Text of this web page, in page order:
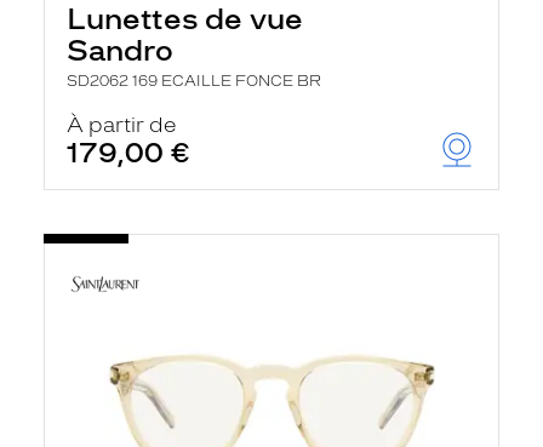
Lunettes de vue
Sandro
SD2062 169 ECAILLE FONCE BR
À partir de
179,00 €